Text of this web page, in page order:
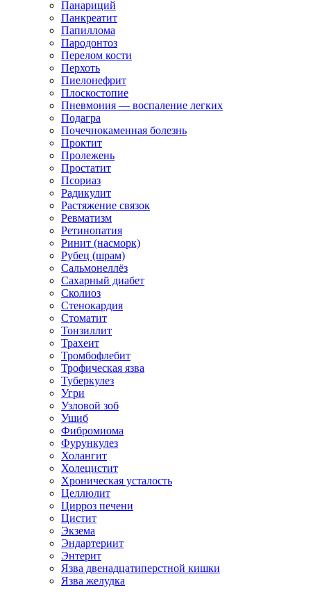
Панариций
Панкреатит
Папиллома
Пародонтоз
Перелом кости
Перхоть
Пиелонефрит
Плоскостопие
Пневмония — воспаление легких
Подагра
Почечнокаменная болезнь
Проктит
Пролежень
Простатит
Псориаз
Радикулит
Растяжение связок
Ревматизм
Ретинопатия
Ринит (насморк)
Рубец (шрам)
Сальмонеллёз
Сахарный диабет
Сколиоз
Стенокардия
Стоматит
Тонзиллит
Трахеит
Тромбофлебит
Трофическая язва
Туберкулез
Угри
Узловой зоб
Ушиб
Фибромиома
Фурункулез
Холангит
Холецистит
Хроническая усталость
Целлюлит
Цирроз печени
Цистит
Экзема
Эндартериит
Энтерит
Язва двенадцатиперстной кишки
Язва желудка